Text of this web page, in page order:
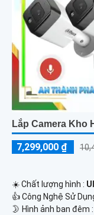
Lắp Camera Kho
7,299,000 ₫
☀️ Chất lượng hình :
👍 Công Nghệ Sử
🌛 Hình ảnh ban đêm :